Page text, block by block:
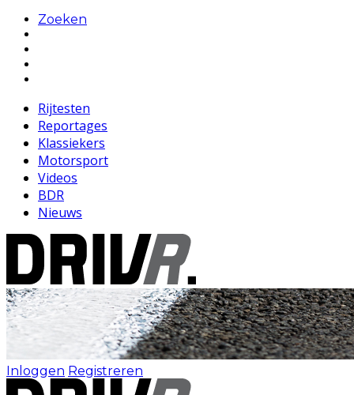
Zoeken
Rijtesten
Reportages
Klassiekers
Motorsport
Videos
BDR
Nieuws
Inloggen Registreren